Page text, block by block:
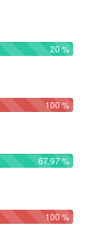
20 %
100 %
67.97 %
100 %